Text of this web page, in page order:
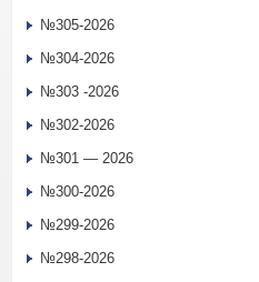
№305-2026
№304-2026
№303 -2026
№302-2026
№301 — 2026
№300-2026
№299-2026
№298-2026